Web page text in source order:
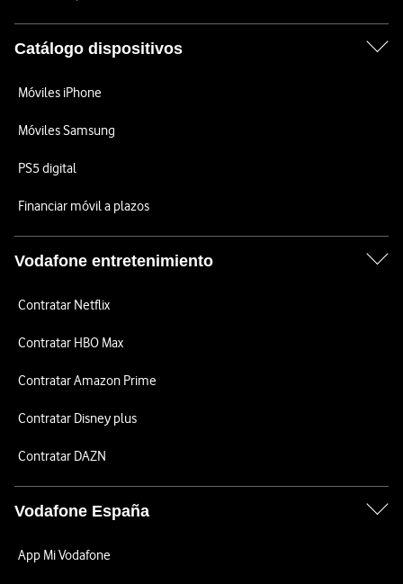
Catálogo dispositivos
Móviles iPhone
Móviles Samsung
PS5 digital
Financiar móvil a plazos
Vodafone entretenimiento
Contratar Netflix
Contratar HBO Max
Contratar Amazon Prime
Contratar Disney plus
Contratar DAZN
Vodafone España
App Mi Vodafone